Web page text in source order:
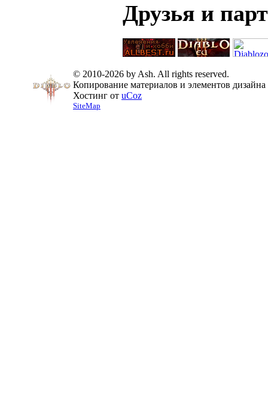
Друзья и
© 2010-2026 by Ash. All rights reserved.
Копирование материалов и элементов
Хостинг от uCoz
SiteMap